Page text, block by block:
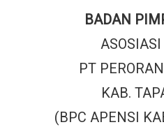
BADAN
PT
KAB.
(BPC APENSI